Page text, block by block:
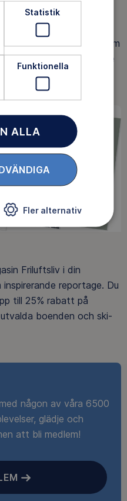
så många som möjligt
och de hälsoeffekter som
du också till vårt arbete
Friluftsliv i din
reportage. Du
till 25% rabatt på
boenden och ski-
någon av våra 6500
glädje och
att bli medlem!
Statistik
Funktionella
ALLA
Fler alternativ